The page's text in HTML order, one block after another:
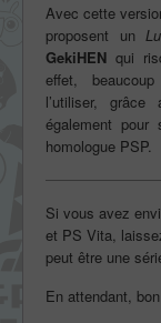
Avec cette
proposent un
GekiHEN qui
effet,
l’utiliser,
également pour
homologue PSP.
Si vous avez
et PS Vita,
peut être une
En attendant,